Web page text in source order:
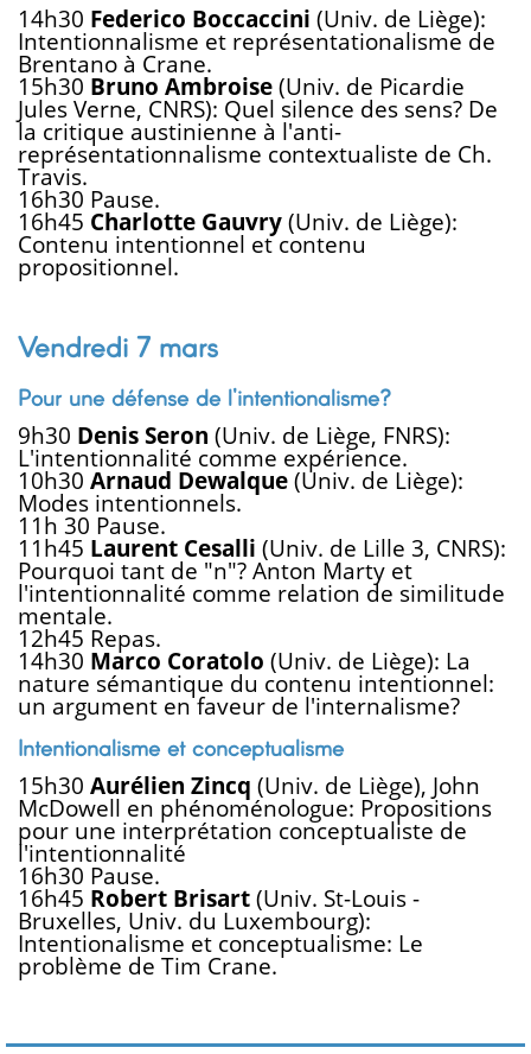
14h30 Federico Boccaccini (Univ. de Liège):
Intentionnalisme et représentationalisme de
Brentano à Crane.
15h30 Bruno Ambroise(Univ. de Picardie
Jules Verne, CNRS): Quel silence des sens? De
la critique austinienne à l'anti-
représentationnalisme contextualiste de Ch.
Travis.
16h30 Pause.
16h45 Charlotte Gauvry(Univ. de Liège):
Contenu intentionnel et contenu
propositionnel.
Vendredi 7 mars
Pour une défense de l'intentionalisme?
9h30 Denis Seron (Univ. de Liège, FNRS):
L'intentionnalité comme expérience.
10h30 Arnaud Dewalque(Univ. de Liège):
Modes intentionnels.
11h 30 Pause.
11h45 Laurent Cesalli (Univ. de Lille 3, CNRS):
Pourquoi tant de "n"? Anton Marty et
l'intentionnalité comme relation de similitude
mentale.
12h45 Repas.
14h30 Marco Coratolo (Univ. de Liège): La
nature sémantique du contenu intentionnel:
un argument en faveur de l'internalisme?
Intentionalisme et conceptualisme
15h30 Aurélien Zincq (Univ. de Liège), John
McDowell en phénoménologue: Propositions
pour une interprétation conceptualiste de
l'intentionnalité
16h30 Pause.
16h45 Robert Brisart(Univ. St-Louis -
Bruxelles, Univ. du Luxembourg):
Intentionalisme et conceptualisme: Le
problème de Tim Crane.